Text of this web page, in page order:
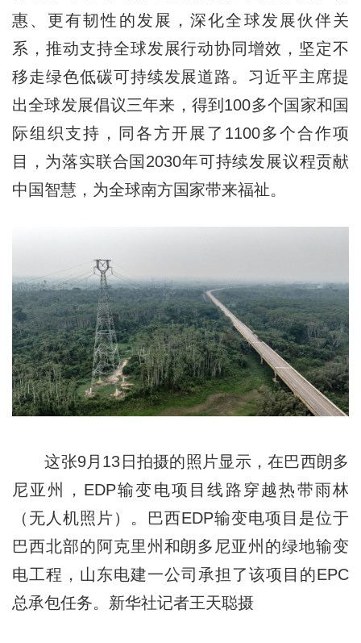
惠、更有韧性的发展，深化全球发展伙伴关
系，推动支持全球发展行动协同增效，坚定不
移走绿色低碳可持续发展道路。习近平主席提
出全球发展倡议三年来，得到100多个国家和国
际组织支持，同各方开展了1100多个合作项
目，为落实联合国2030年可持续发展议程贡献
中国智慧，为全球南方国家带来福祉。
这张9月13日拍摄的照片显示，在巴西朗多
尼亚州，EDP输变电项目线路穿越热带雨林
（无人机照片）。巴西EDP输变电项目是位于
巴西北部的阿克里州和朗多尼亚州的绿地输变
电工程，山东电建一公司承担了该项目的EPC
总承包任务。新华社记者王天聪摄